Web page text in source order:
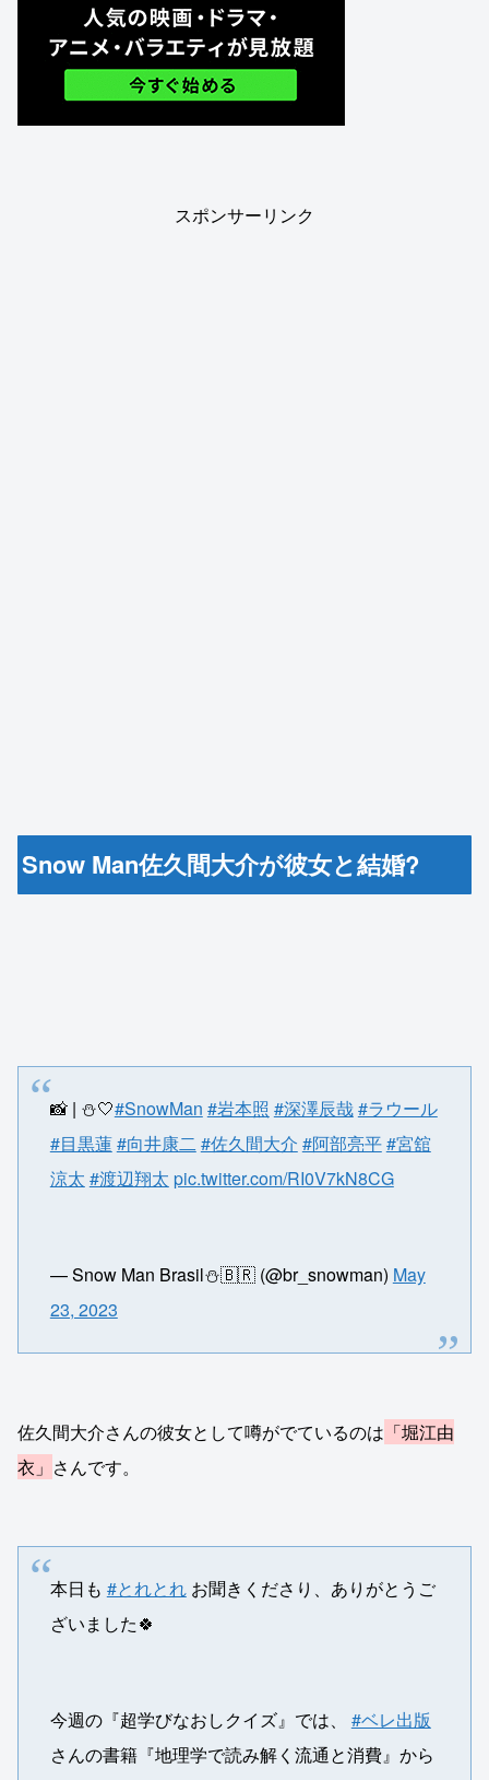
スポンサーリンク
Snow Man佐久間大介が彼女と結婚?
📸 | ⛄️🤍#SnowMan #岩本照 #深澤辰哉#ラウール
#目黒蓮#向井康二 #佐久間大介 #阿部亮平#宮舘
涼太 #渡辺翔太 pic.twitter.com/RI0V7kN8CG
— Snow Man Brasil⛄🇧🇷 (@br_snowman) May
23, 2023
佐久間大介さんの彼女として噂がでているのは 「堀江由
衣」 さんです。
本日も #とれとれお聞きくださり、ありがとうご
ざいました🍀
今週の『超学びなおしクイズ』では、 #ベレ出版
さんの書籍『地理学で読み解く流通と消費』から